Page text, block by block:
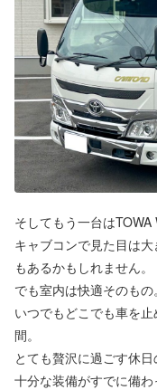
そしてもう一台はTOWA
キャブコンで見た目は
もあるかもしれません。
でも室内は快適そのもの。
いつでもどこでも車を
間。
とても贅沢に過ごす休日
十分な装備がすでに備わ